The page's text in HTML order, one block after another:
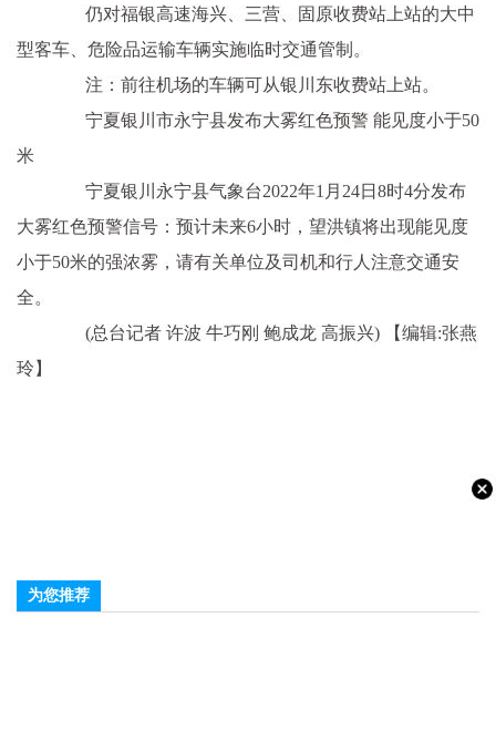
仍对福银高速海兴、三营、固原收费站上站的大中
型客车、危险品运输车辆实施临时交通管制。
注：前往机场的车辆可从银川东收费站上站。
宁夏银川市永宁县发布大雾红色预警 能见度小于50
米
宁夏银川永宁县气象台2022年1月24日8时4分发布
大雾红色预警信号：预计未来6小时，望洪镇将出现能见度
小于50米的强浓雾，请有关单位及司机和行人注意交通安
全。
(总台记者 许波 牛巧刚 鲍成龙 高振兴)
【编辑:张燕
玲】
为您推荐